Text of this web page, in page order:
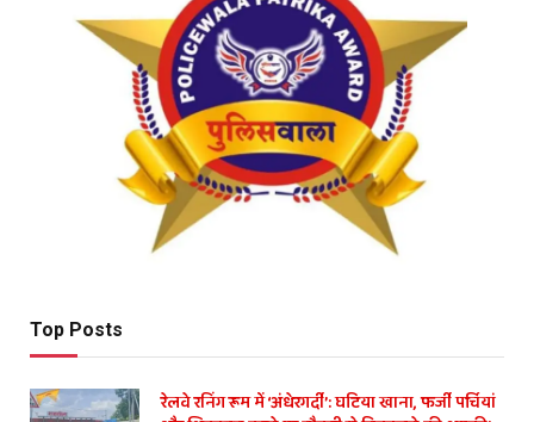
Top Posts
रेलवे रनिंग रूम में ‘अंधेरगर्दी’: घटिया खाना, फर्जी पर्चियां